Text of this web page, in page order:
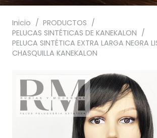
Inicio / PRODUCTOS /
PELUCAS SINTÉTICAS DE KANEKALON /
PELUCA SINTÉTICA EXTRA LARGA NEGRA
CHASQUILLA KANEKALON